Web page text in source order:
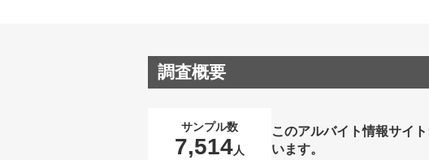
調査概要
サンプル数
7,514人
このアルバイト情報サイ
います。